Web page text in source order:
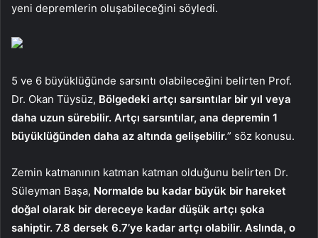
yeni depremlerin oluşabileceğini söyledi.
5 ve 6 büyüklüğünde sarsıntı olabileceğini belirten Prof.
Dr. Okan Tüysüz, Bölgedeki artçı sarsıntılar bir yıl veya
daha uzun sürebilir. Artçı sarsıntılar, ana depremin 1
büyüklüğünden daha az altında gelişebilir.” söz konusu.
Zemin katmanının katman katman olduğunu belirten Dr.
Süleyman Başa, Normalde bu kadar büyük bir hareket
doğal olarak bir dereceye kadar düşük artçı şoka
sahiptir. 7.8 dersek 6.7’ye kadar artçı olabilir. Aslında, o